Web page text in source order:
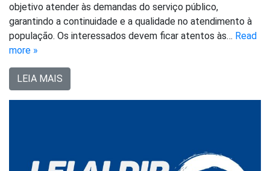
objetivo atender às demandas do serviço público,
garantindo a continuidade e a qualidade no atendimento à
população. Os interessados devem ficar atentos às… Read
more »
LEIA MAIS